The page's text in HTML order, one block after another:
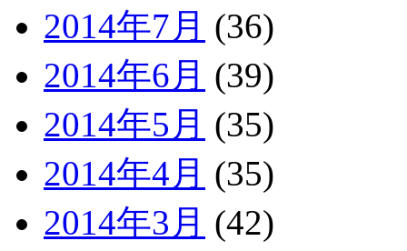
2014年7月 (36)
2014年6月 (39)
2014年5月 (35)
2014年4月 (35)
2014年3月 (42)